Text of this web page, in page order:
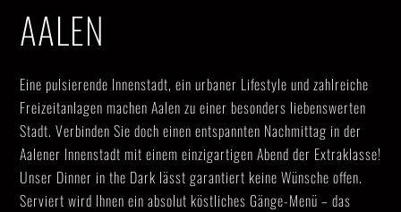
AALEN
Eine pulsierende Innenstadt, ein urbaner Lifestyle und zahlreiche
Freizeitanlagen machen Aalen zu einer besonders liebenswerten
Stadt. Verbinden Sie doch einen entspannten Nachmittag in der
Aalener Innenstadt mit einem einzigartigen Abend der Extraklasse!
Unser Dinner in the Dark lässt garantiert keine Wünsche offen.
Serviert wird Ihnen ein absolut köstliches Gänge-Menü – das